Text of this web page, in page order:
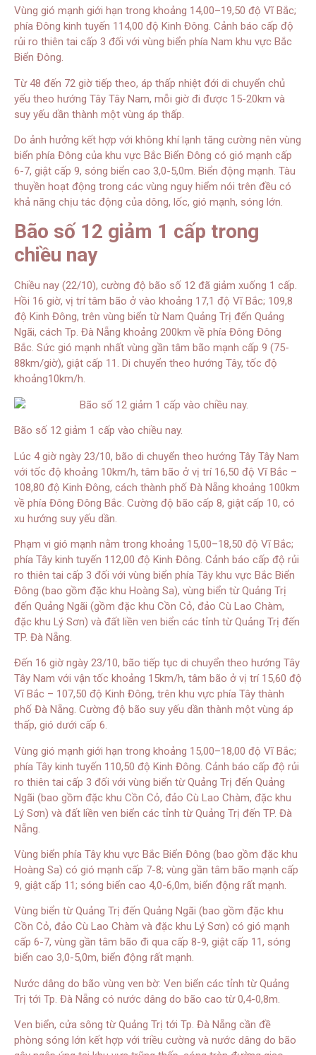
Vùng gió mạnh giới hạn trong khoảng 14,00–19,50 độ Vĩ Bắc;
phía Đông kinh tuyến 114,00 độ Kinh Đông. Cảnh báo cấp độ
rủi ro thiên tai cấp 3 đối với vùng biển phía Nam khu vực Bắc
Biển Đông.
Từ 48 đến 72 giờ tiếp theo, áp thấp nhiệt đới di chuyển chủ
yếu theo hướng Tây Tây Nam, mỗi giờ đi được 15-20km và
suy yếu dần thành một vùng áp thấp.
Do ảnh hưởng kết hợp với không khí lạnh tăng cường nên vùng
biển phía Đông của khu vực Bắc Biển Đông có gió mạnh cấp
6-7, giật cấp 9, sóng biển cao 3,0-5,0m. Biển động mạnh. Tàu
thuyền hoạt động trong các vùng nguy hiểm nói trên đều có
khả năng chịu tác động của dông, lốc, gió mạnh, sóng lớn.
Bão số 12 giảm 1 cấp trong
chiều nay
Chiều nay (22/10), cường độ bão số 12 đã giảm xuống 1 cấp.
Hồi 16 giờ, vị trí tâm bão ở vào khoảng 17,1 độ Vĩ Bắc; 109,8
độ Kinh Đông, trên vùng biển từ Nam Quảng Trị đến Quảng
Ngãi, cách Tp. Đà Nẵng khoảng 200km về phía Đông Đông
Bắc. Sức gió mạnh nhất vùng gần tâm bão mạnh cấp 9 (75-
88km/giờ), giật cấp 11. Di chuyển theo hướng Tây, tốc độ
khoảng10km/h.
Bão số 12 giảm 1 cấp vào chiều nay.
Lúc 4 giờ ngày 23/10, bão di chuyển theo hướng Tây Tây Nam
với tốc độ khoảng 10km/h, tâm bão ở vị trí 16,50 độ Vĩ Bắc –
108,80 độ Kinh Đông, cách thành phố Đà Nẵng khoảng 100km
về phía Đông Đông Bắc. Cường độ bão cấp 8, giật cấp 10, có
xu hướng suy yếu dần.
Phạm vi gió mạnh nằm trong khoảng 15,00–18,50 độ Vĩ Bắc;
phía Tây kinh tuyến 112,00 độ Kinh Đông. Cảnh báo cấp độ rủi
ro thiên tai cấp 3 đối với vùng biển phía Tây khu vực Bắc Biển
Đông (bao gồm đặc khu Hoàng Sa), vùng biển từ Quảng Trị
đến Quảng Ngãi (gồm đặc khu Cồn Cỏ, đảo Cù Lao Chàm,
đặc khu Lý Sơn) và đất liền ven biển các tỉnh từ Quảng Trị đến
TP. Đà Nẵng.
Đến 16 giờ ngày 23/10, bão tiếp tục di chuyển theo hướng Tây
Tây Nam với vận tốc khoảng 15km/h, tâm bão ở vị trí 15,60 độ
Vĩ Bắc – 107,50 độ Kinh Đông, trên khu vực phía Tây thành
phố Đà Nẵng. Cường độ bão suy yếu dần thành một vùng áp
thấp, gió dưới cấp 6.
Vùng gió mạnh giới hạn trong khoảng 15,00–18,00 độ Vĩ Bắc;
phía Tây kinh tuyến 110,50 độ Kinh Đông. Cảnh báo cấp độ rủi
ro thiên tai cấp 3 đối với vùng biển từ Quảng Trị đến Quảng
Ngãi (bao gồm đặc khu Cồn Cỏ, đảo Cù Lao Chàm, đặc khu
Lý Sơn) và đất liền ven biển các tỉnh từ Quảng Trị đến TP. Đà
Nẵng.
Vùng biển phía Tây khu vực Bắc Biển Đông (bao gồm đặc khu
Hoàng Sa) có gió mạnh cấp 7-8; vùng gần tâm bão mạnh cấp
9, giật cấp 11; sóng biển cao 4,0-6,0m, biển động rất mạnh.
Vùng biển từ Quảng Trị đến Quảng Ngãi (bao gồm đặc khu
Cồn Cỏ, đảo Cù Lao Chàm và đặc khu Lý Sơn) có gió mạnh
cấp 6-7, vùng gần tâm bão đi qua cấp 8-9, giật cấp 11, sóng
biển cao 3,0-5,0m, biển động rất mạnh.
Nước dâng do bão vùng ven bờ: Ven biển các tỉnh từ Quảng
Trị tới Tp. Đà Nẵng có nước dâng do bão cao từ 0,4-0,8m.
Ven biển, cửa sông từ Quảng Trị tới Tp. Đà Nẵng cần đề
phòng sóng lớn kết hợp với triều cường và nước dâng do bão